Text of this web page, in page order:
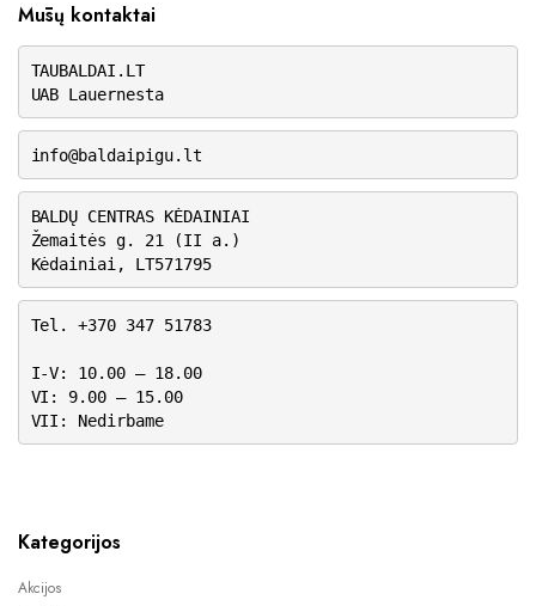
Mūsų kontaktai
TAUBALDAI.LT
UAB Lauernesta
info@baldaipigu.lt
BALDŲ CENTRAS KĖDAINIAI
Žemaitės g. 21 (II a.)
Kėdainiai, LT571795
Tel. +370 347 51783
I-V: 10.00 – 18.00
VI: 9.00 – 15.00
VII: Nedirbame
Kategorijos
Akcijos